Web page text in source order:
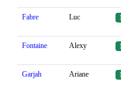
Fabre Luc
Fontaine Alexy
Garjah Ariane